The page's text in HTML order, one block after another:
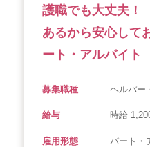
護職でも大丈夫
あるから安心して
ート・アルバイト
募集職種 ヘルパー
給与 時給
雇用形態 パート・